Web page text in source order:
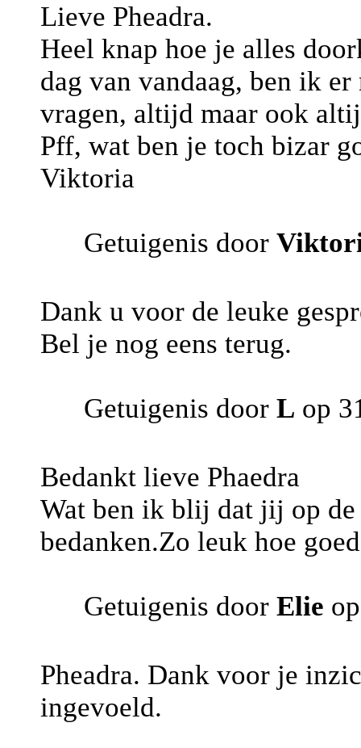
Lieve Pheadra.
Heel knap hoe je alles
dag van vandaag, ben ik
vragen, altijd maar ook
Pff, wat ben je toch bizar
Viktoria
Getuigenis door
Dank u voor de leuke
Bel je nog eens terug.
Getuigenis door L op
Bedankt lieve Phaedra
Wat ben ik blij dat jij op
bedanken.Zo leuk hoe
Getuigenis door Elie
Pheadra. Dank voor je
ingevoeld.